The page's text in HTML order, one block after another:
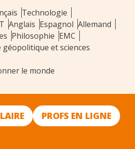
Technologie
Anglais Espagnol Allemand
Philosophie EMC
et sciences
le monde
PROFS EN LIGNE